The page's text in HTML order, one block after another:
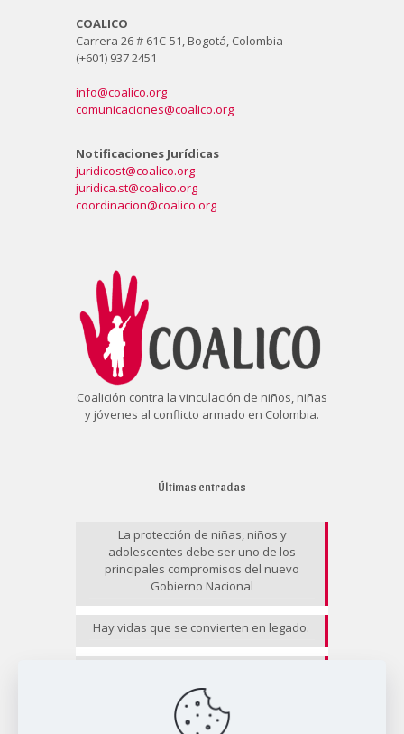
COALICO
Carrera 26 # 61C-51, Bogotá, Colombia
(+601) 937 2451
info@coalico.org
comunicaciones@coalico.org
Notificaciones Jurídicas
juridicost@coalico.org
juridica.st@coalico.org
coordinacion@coalico.org
Coalición contra la vinculación de niños, niñas
y jóvenes al conflicto armado en Colombia.
Últimas entradas
La protección de niñas, niños y
adolescentes debe ser uno de los
principales compromisos del nuevo
Gobierno Nacional
Hay vidas que se convierten en legado.